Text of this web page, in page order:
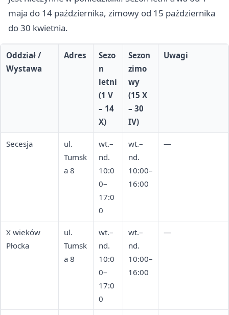
maja do 14 października, zimowy od 15 października
do 30 kwietnia.
Oddział /
Wystawa
Adres
Sezo
n
letni
(1 V
– 14
X)
Sezon
zimo
wy
(15 X
– 30
IV)
Uwagi
Secesja
ul.
Tumsk
a 8
wt.–
nd.
10:0
0–
17:0
0
wt.–
nd.
10:00–
16:00
—
X wieków
Płocka
ul.
Tumsk
a 8
wt.–
nd.
10:0
0–
17:0
0
wt.–
nd.
10:00–
16:00
—